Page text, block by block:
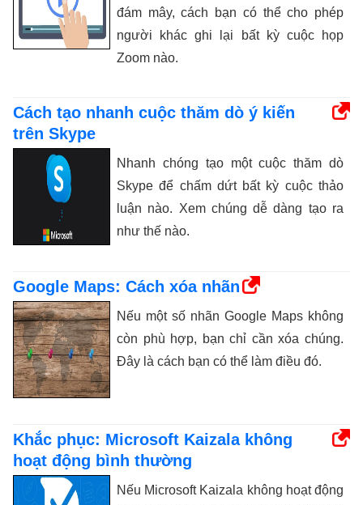
đám mây, cách bạn có thể cho phép
người khác ghi lại bất kỳ cuộc họp
Zoom nào.
Cách tạo nhanh cuộc thăm dò ý kiến ​​
trên Skype
Nhanh chóng tạo một cuộc thăm dò
Skype để chấm dứt bất kỳ cuộc thảo
luận nào. Xem chúng dễ dàng tạo ra
như thế nào.
Google Maps: Cách xóa nhãn
Nếu một số nhãn Google Maps không
còn phù hợp, bạn chỉ cần xóa chúng.
Đây là cách bạn có thể làm điều đó.
Khắc phục: Microsoft Kaizala không
hoạt động bình thường
Nếu Microsoft Kaizala không hoạt động